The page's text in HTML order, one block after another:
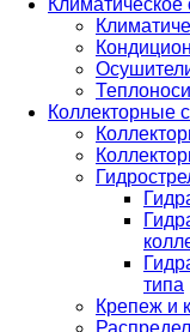
Коллекторные
типа
Крепеж и